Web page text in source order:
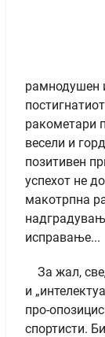
рамнодушен
ракометари
весели и
позитивен
успехот не
макотрпна
исправање...
За жал,
и
про-
спортисти.